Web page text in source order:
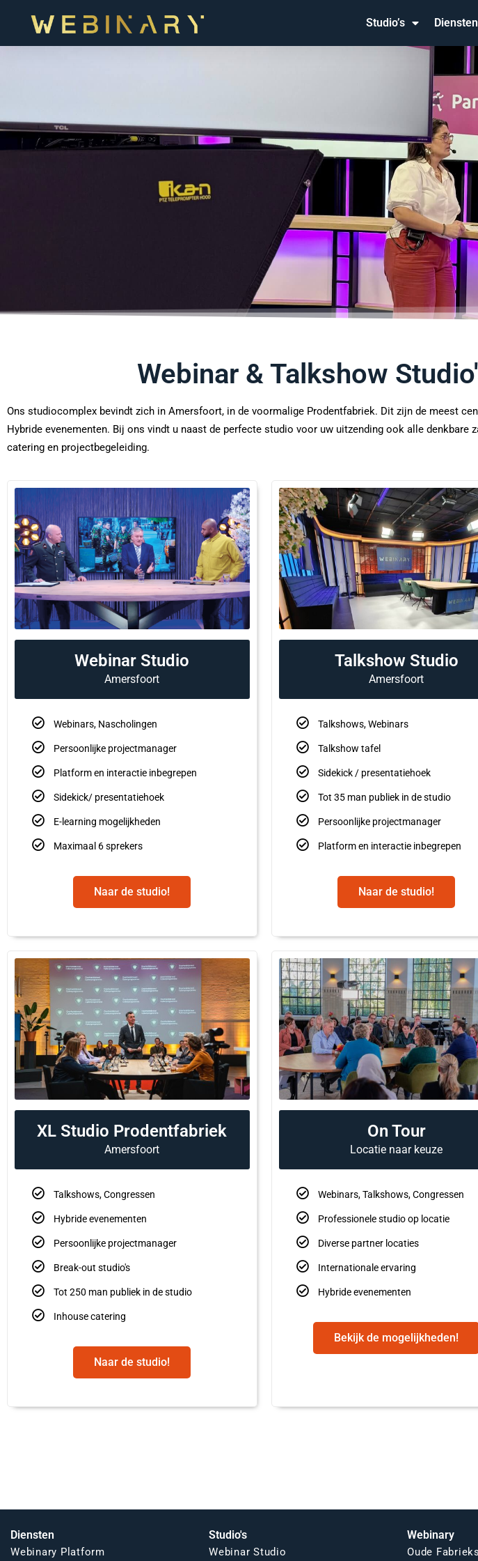
Studio’s Diensten
Webinar & Talkshow
Ons studiocomplex bevindt zich in Amersfoort, in de voormalige Prodentfabriek. Dit zijn de meest
Hybride evenementen. Bij ons vindt u naast de perfecte studio voor uw uitzending ook alle
catering en projectbegeleiding.
Webinar Studio
Amersfoort
Webinars, Nascholingen
Persoonlijke projectmanager
Platform en interactie inbegrepen
Sidekick/ presentatiehoek
E-learning mogelijkheden
Maximaal 6 sprekers
Naar de studio!
Talkshow Studio
Amersfoort
Talkshows, Webinars
Talkshow tafel
Sidekick / presentatiehoek
Tot 35 man publiek in de studio
Persoonlijke projectmanager
Platform en interactie inbegrepen
Naar de studio!
XL Studio Prodentfabriek
Amersfoort
Talkshows, Congressen
Hybride evenementen
Persoonlijke projectmanager
Break-out studio's
Tot 250 man publiek in de studio
Inhouse catering
Naar de studio!
On Tour
Locatie naar keuze
Webinars, Talkshows, Congressen
Professionele studio op locatie
Diverse partner locaties
Internationale ervaring
Hybride evenementen
Bekijk de mogelijkheden!
Diensten
Webinary Platform
Studio's
Webinar Studio
Webinary
Oude